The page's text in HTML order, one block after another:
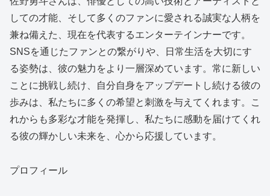
しての才能、そして多くのファンに愛される誠実な人柄を
兼ね備えた、現在を代表するエンターテインナーです。
SNSを通じたファンとの繋がりや、日常生活を大切にす
る姿勢は、彼の魅力をより一層深めています。常に新しい
ことに挑戦し続け、自分自身をアップデートし続ける彼の
歩みは、私たちに多くの希望と刺激を与えてくれます。こ
れからも多彩な才能を発揮し、私たちに感動を届けてくれ
る彼の輝かしい未来を、心から応援しています。
プロフィール